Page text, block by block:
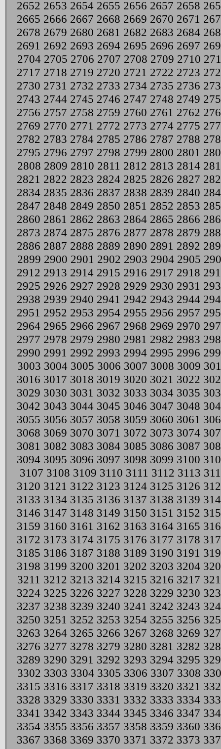
2652 2653 2654 2655 2656 2657 2658
2665 2666 2667 2668 2669 2670 2671
2678 2679 2680 2681 2682 2683 2684
2691 2692 2693 2694 2695 2696 2697
2704 2705 2706 2707 2708 2709 2710
2717 2718 2719 2720 2721 2722 2723
2730 2731 2732 2733 2734 2735 2736
2743 2744 2745 2746 2747 2748 2749
2756 2757 2758 2759 2760 2761 2762
2769 2770 2771 2772 2773 2774 2775
2782 2783 2784 2785 2786 2787 2788
2795 2796 2797 2798 2799 2800 2801
2808 2809 2810 2811 2812 2813 2814
2821 2822 2823 2824 2825 2826 2827
2834 2835 2836 2837 2838 2839 2840
2847 2848 2849 2850 2851 2852 2853
2860 2861 2862 2863 2864 2865 2866
2873 2874 2875 2876 2877 2878 2879
2886 2887 2888 2889 2890 2891 2892
2899 2900 2901 2902 2903 2904 2905
2912 2913 2914 2915 2916 2917 2918
2925 2926 2927 2928 2929 2930 2931
2938 2939 2940 2941 2942 2943 2944
2951 2952 2953 2954 2955 2956 2957
2964 2965 2966 2967 2968 2969 2970
2977 2978 2979 2980 2981 2982 2983
2990 2991 2992 2993 2994 2995 2996
3003 3004 3005 3006 3007 3008 3009
3016 3017 3018 3019 3020 3021 3022
3029 3030 3031 3032 3033 3034 3035
3042 3043 3044 3045 3046 3047 3048
3055 3056 3057 3058 3059 3060 3061
3068 3069 3070 3071 3072 3073 3074
3081 3082 3083 3084 3085 3086 3087
3094 3095 3096 3097 3098 3099 3100
3107 3108 3109 3110 3111 3112 3113
3120 3121 3122 3123 3124 3125 3126
3133 3134 3135 3136 3137 3138 3139
3146 3147 3148 3149 3150 3151 3152
3159 3160 3161 3162 3163 3164 3165
3172 3173 3174 3175 3176 3177 3178
3185 3186 3187 3188 3189 3190 3191
3198 3199 3200 3201 3202 3203 3204
3211 3212 3213 3214 3215 3216 3217
3224 3225 3226 3227 3228 3229 3230
3237 3238 3239 3240 3241 3242 3243
3250 3251 3252 3253 3254 3255 3256
3263 3264 3265 3266 3267 3268 3269
3276 3277 3278 3279 3280 3281 3282
3289 3290 3291 3292 3293 3294 3295
3302 3303 3304 3305 3306 3307 3308
3315 3316 3317 3318 3319 3320 3321
3328 3329 3330 3331 3332 3333 3334
3341 3342 3343 3344 3345 3346 3347
3354 3355 3356 3357 3358 3359 3360
3367 3368 3369 3370 3371 3372 3373